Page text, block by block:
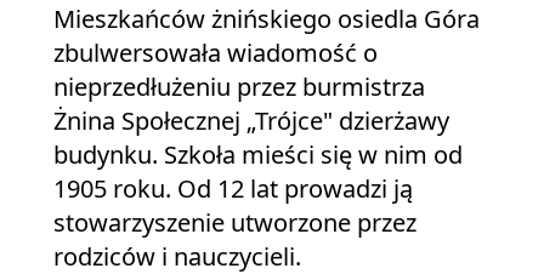
Mieszkańców żnińskiego osiedla Góra
zbulwersowała wiadomość o
nieprzedłużeniu przez burmistrza
Żnina Społecznej „Trójce" dzierżawy
budynku. Szkoła mieści się w nim od
1905 roku. Od 12 lat prowadzi ją
stowarzyszenie utworzone przez
rodziców i nauczycieli.